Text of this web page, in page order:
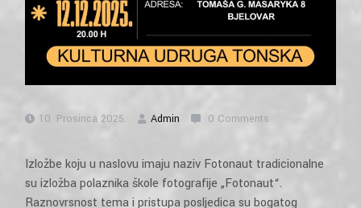
10. Prosinca 2025. Admin 0 Comments
Izložbe koju u naslovu imaju naziv Fotonaut tradicionalne
su izložba polaznika škole fotografije „Fotonaut“.
Raznovrsnost tema i pristupa posljedica su bogatog